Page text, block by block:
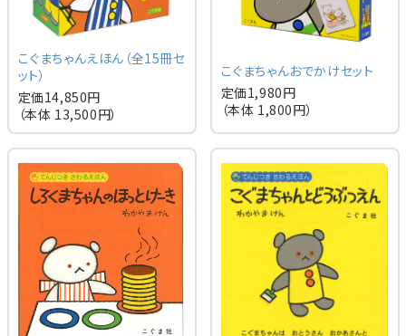
こぐまちゃんえほん（全15冊セ
ット）
定価14,850円
（本体 13,500円）
こぐまちゃんおでかけセット
定価1,980円
（本体 1,800円）